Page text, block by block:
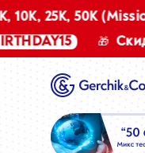
(Mission, Vector)
🎁 Скидка 10% на